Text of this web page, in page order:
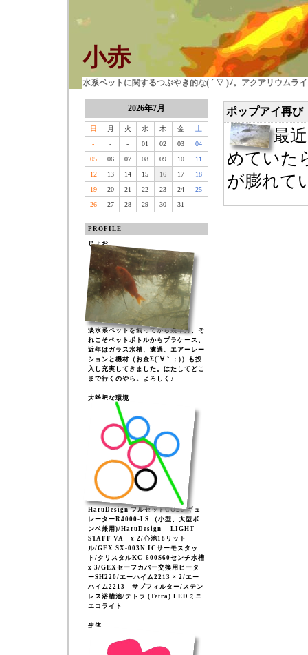
小赤
水系ペットに関するつぶやき的な( ´ ▽ )ﾉ。アクアリウムラ
2026年7月
日 月 火 水 木 金
土
-
- - 01 02 03
04
05
06 07 08 09 10
11
12
13 14 15 16 17
18
19
20 21 22 23 24
25
26
27 28 29 30 31 -
PROFILE
じょお
淡水系ペットを飼ってから幾年月、そ
れこそペットボトルからプラケース、
近年はガラス水槽、濾過、エアーレー
ションと機材（お金Σ(´∀｀；)）も投
入し充実してきました。はたしてどこ
まで行くのやら。よろしく♪
大雑把な環境
HaruDesign フルセットCO2レギュ
レーターR4000-LS （小型、大型ボ
ンベ兼用)/HaruDesign LIGHT
STAFF VA x 2/心池18リット
ル/GEX SX-003N ICサーモスタッ
ト/クリスタルKC-600S60センチ水槽
x 3/GEXセーフカバー交換用ヒータ
ーSH220/エーハイム2213 × 2/エー
ハイム2213 サブフィルター/ステン
レス浴槽池/テトラ (Tetra) LEDミニ
エコライト
生体
ポップアイ再び
最
めていた
が膨れて